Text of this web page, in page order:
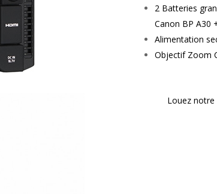
2 Batteries
Canon BP A30
Alimentation
Objectif Zoom
Louez notre